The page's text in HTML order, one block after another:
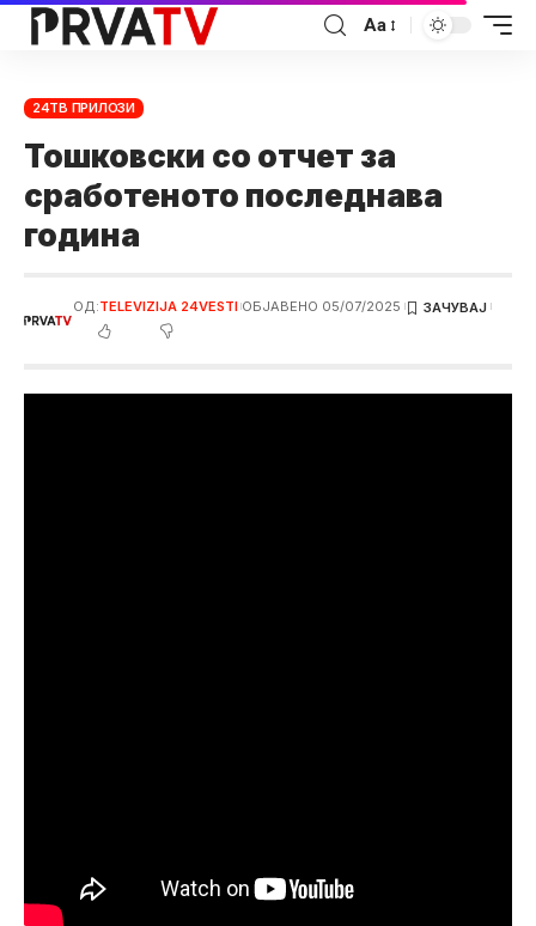
Аа
24ТВ ПРИЛОЗИ
Тошковски со отчет за
сработеното последнава
година
ОД:TELEVIZIJA 24VESTI ОБЈАВЕНО 05/07/2025